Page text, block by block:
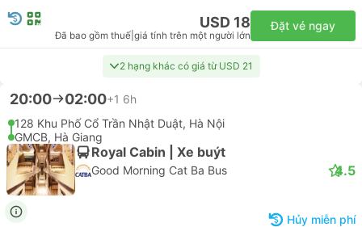
USD 18
Đã bao gồm thuế giá tính trên một người lớn
Đặt vé ngay
2 hạng khác có giá từ USD 21
20:00 02:00+1 6h
128 Khu Phố Cổ Trần Nhật Duật, Hà Nội
GMCB, Hà Giang
Royal Cabin | Xe buýt
Good Morning Cat Ba Bus 4.5
Hủy miễn phí